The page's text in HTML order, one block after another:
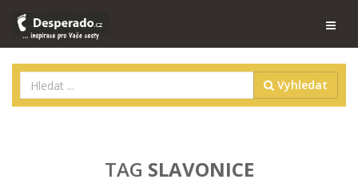
Vyhledat
TAG SLAVONICE